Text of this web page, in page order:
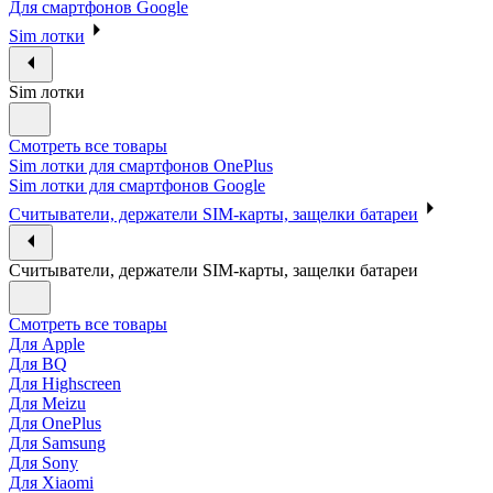
Для смартфонов Google
Sim лотки
Sim лотки
Смотреть все товары
Sim лотки для смартфонов OnePlus
Sim лотки для смартфонов Google
Считыватели, держатели SIM-карты, защелки батареи
Считыватели, держатели SIM-карты, защелки батареи
Смотреть все товары
Для Apple
Для BQ
Для Highscreen
Для Meizu
Для OnePlus
Для Samsung
Для Sony
Для Xiaomi